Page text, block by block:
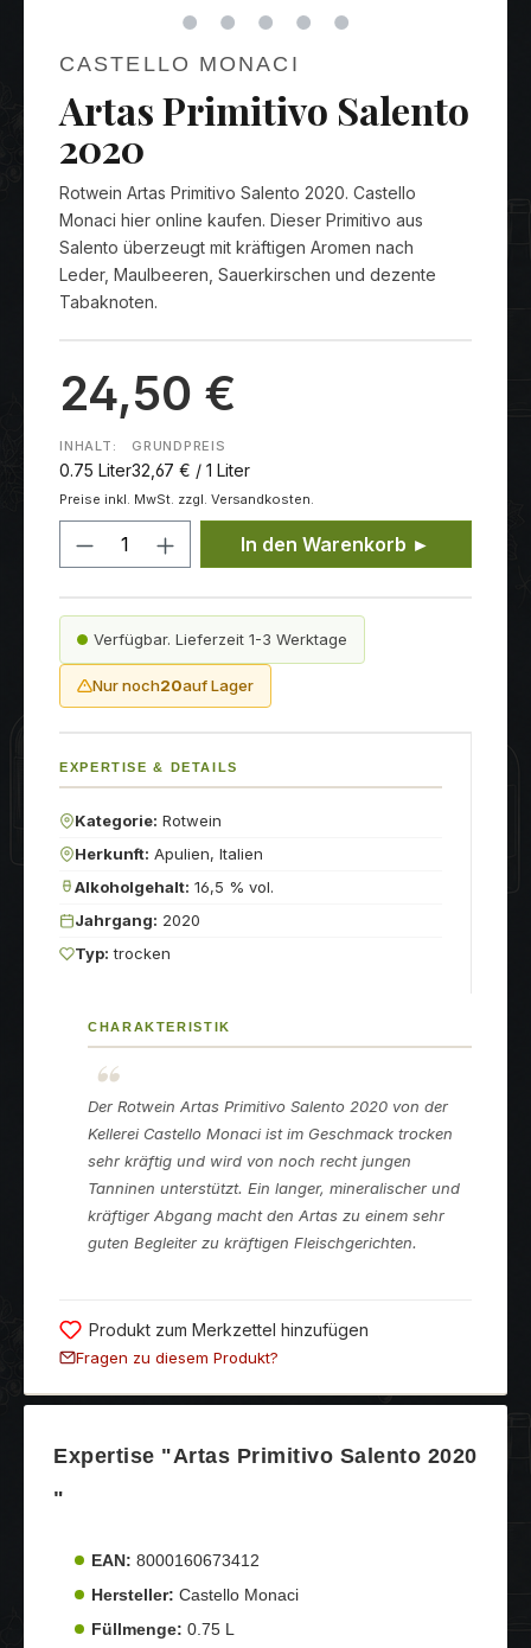
CASTELLO MONACI
Artas Primitivo Salento
2020
Rotwein Artas Primitivo Salento 2020. Castello
Monaci hier online kaufen. Dieser Primitivo aus
Salento überzeugt mit kräftigen Aromen nach
Leder, Maulbeeren, Sauerkirschen und dezente
Tabaknoten.
24,50 €
INHALT:
0.75 Liter
GRUNDPREIS
32,67 € / 1 Liter
Preise inkl. MwSt. zzgl. Versandkosten.
Produkt Anzahl: Gib den
In den Warenkorb ►
Verfügbar. Lieferzeit 1-3 Werktage
Nur noch20auf Lager
EXPERTISE & DETAILS
Kategorie: Rotwein
Herkunft: Apulien, Italien
Alkoholgehalt: 16,5 % vol.
Jahrgang: 2020
Typ: trocken
CHARAKTERISTIK
Der Rotwein Artas Primitivo Salento 2020 von der
Kellerei Castello Monaci ist im Geschmack trocken
sehr kräftig und wird von noch recht jungen
Tanninen unterstützt. Ein langer, mineralischer und
kräftiger Abgang macht den Artas zu einem sehr
guten Begleiter zu kräftigen Fleischgerichten.
Produkt zum Merkzettel hinzufügen
Fragen zu diesem Produkt?
Expertise "Artas Primitivo Salento 2020
"
EAN: 8000160673412
Hersteller: Castello Monaci
Füllmenge: 0.75 L